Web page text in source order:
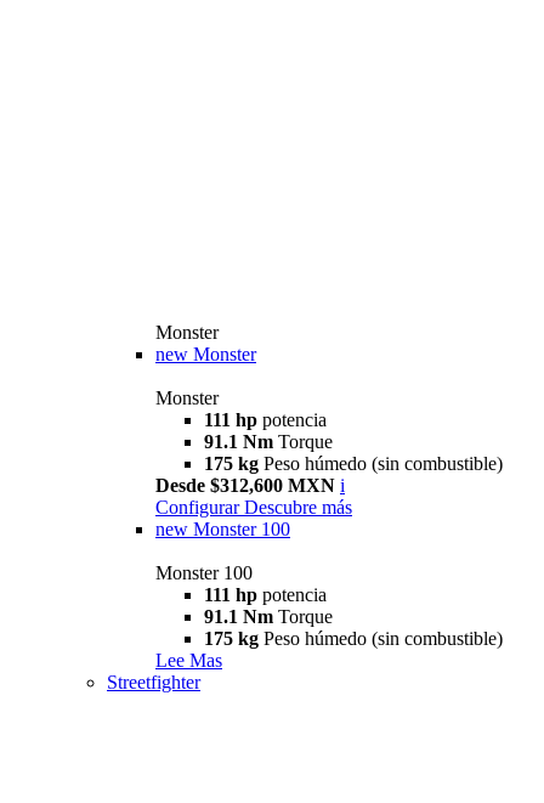
Monster
new Monster
Monster
111 hp potencia
91.1 Nm Torque
175 kg Peso húmedo (sin combustible)
Desde $312,600 MXN i
Configurar Descubre más
new Monster 100
Monster 100
111 hp potencia
91.1 Nm Torque
175 kg Peso húmedo (sin combustible)
Lee Mas
Streetfighter